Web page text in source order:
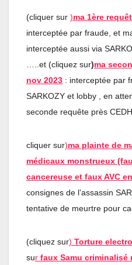
(cliquer sur )ma 1ère
interceptée par fraude, et
interceptée aussi via
…..et (cliquez sur)ma
nov 2023 : interceptée par
SARKOZY et lobby , en
seconde requête près
cliquer sur)ma plainte de
médicaux monstrueux
cancereuse et faux AVC
consignes de l’assassin
tentative de meurtre pour
(cliquez sur) Torture
sur faux Samu criminalisé